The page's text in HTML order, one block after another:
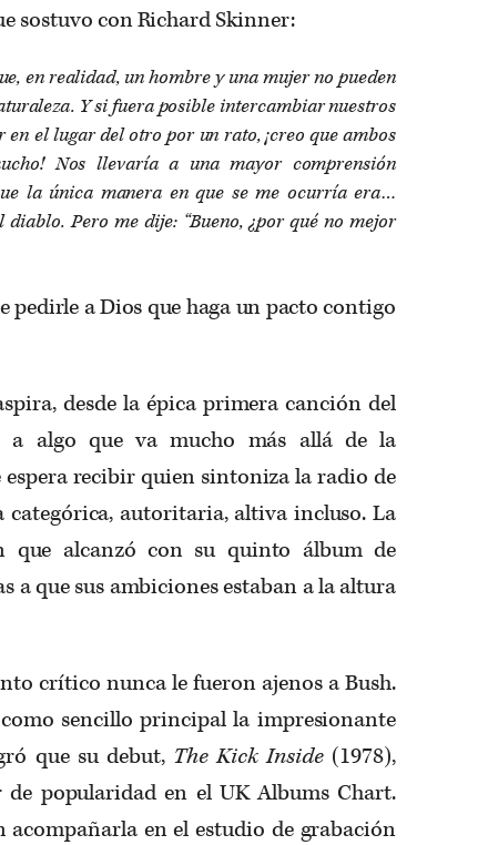
sostuvo con Richard Skinner:
en realidad, un hombre y una mujer no pueden
Y si fuera posible intercambiar nuestros
en el lugar del otro por un rato, ¡creo que ambos
Nos llevaría a una mayor comprensión
la única manera en que se me ocurría era…
Pero me dije: “Bueno, ¿por qué no mejor
pedirle a Dios que haga un pacto contigo
desde la épica primera canción del
a algo que va mucho más allá de la
recibir quien sintoniza la radio de
categórica, autoritaria, altiva incluso. La
que alcanzó con su quinto álbum de
a que sus ambiciones estaban a la altura
crítico nunca le fueron ajenos a Bush.
sencillo principal la impresionante
que su debut, The Kick Inside (1978),
de popularidad en el UK Albums Chart.
acompañarla en el estudio de grabación